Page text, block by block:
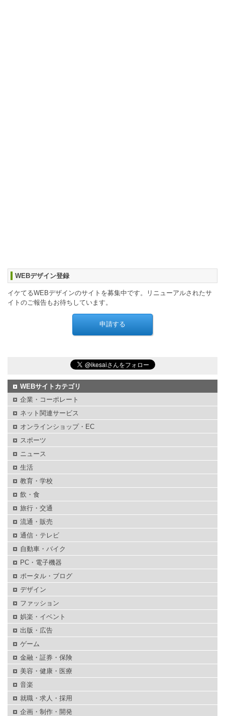
WEBデザイン登録
イケてるWEBデザインのサイトを募集中です。リニューアルされたサ
イトのご報告もお待ちしています。
WEBサイトカテゴリ
企業・コーポレート
ネット関連サービス
オンラインショップ・EC
スポーツ
ニュース
生活
教育・学校
飲・食
旅行・交通
流通・販売
通信・テレビ
自動車・バイク
PC・電子機器
ポータル・ブログ
デザイン
ファッション
娯楽・イベント
出版・広告
ゲーム
金融・証券・保険
美容・健康・医療
音楽
就職・求人・採用
企画・制作・開発